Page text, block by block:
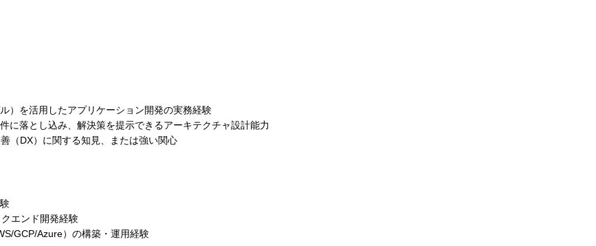
）を活用したアプリケーション開発の実務経験
に落とし込み、解決策を提示できるアーキテクチャ設計能力
（DX）に関する知見、または強い関心
エンド開発経験
GCP/Azure）の構築・運用経験